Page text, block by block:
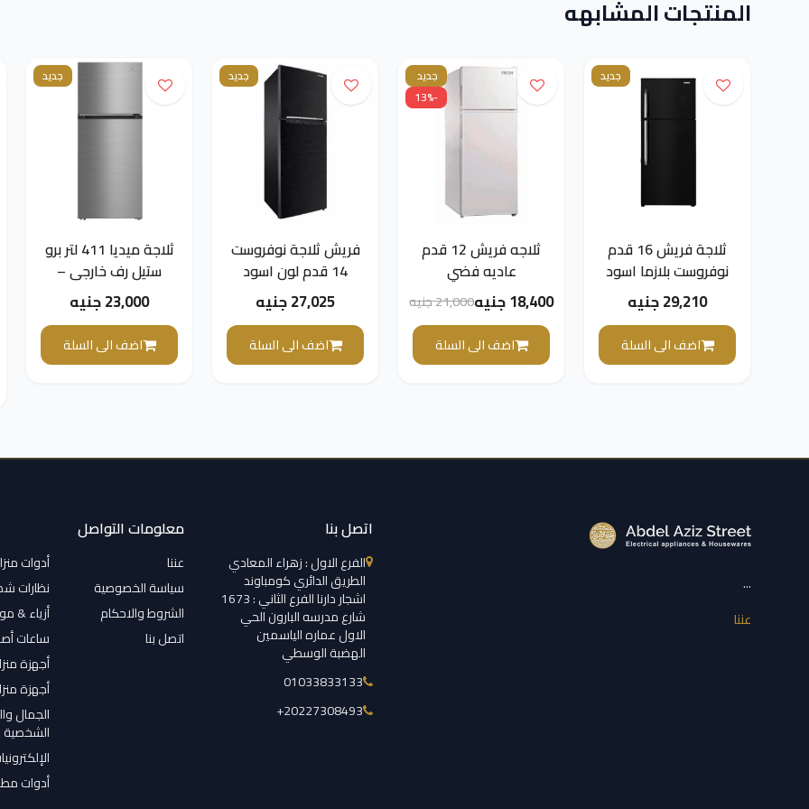
المنتجات المشابهه
جديد
ثلاجة فريش 16 قدم
نوفروست بلازما اسود
مرايه مقبض
FNT.B470KBM
29,210 جنيه
اضف الى السلة
جديد
-13%
ثلاجه فريش 12 قدم
عاديه فضي
FDD.B315BS18,400 جنيه 21,000 جنيه
اضف الى السلة
جديد
فريش ثلاجة نوفروست
14 قدم لون اسود
FNT-BR400KB
27,025 جنيه
اضف الى السلة
جديد
ثلاجة ميديا ​​411 لتر برو
ستيل رف خارجي –
MDRT580MTN46
23,000 جنيه
اضف الى السلة
...
عننا
اتصل بنا
الفرع الاول : زهراء المعادي
الطريق الدائري كومباوند
اشجار دارنا الفرع الثاني : 1673
شارع مدرسه البارون الحي
الاول عماره الياسمين
الهضبة الوسطي
01033833133
‎+20227308493
معلومات التواصل
عننا
سياسة الخصوصية
الشروط والاحكام
اتصل بنا
أدوات
نظارات
أزياء &
ساعات
أجهزة
أجهزة
الجمال
الشخصية
أدوات